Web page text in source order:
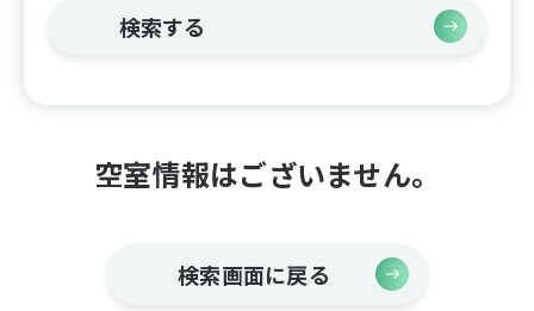
検索する
空室情報はございません。
検索画面に戻る